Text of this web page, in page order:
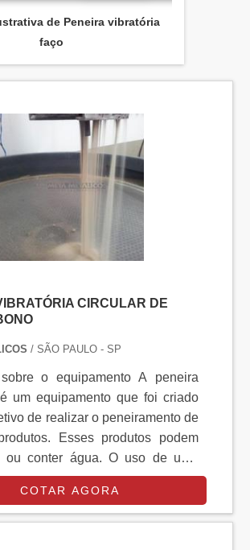
de Peneira vibratória
faço
CIRCULAR DE
/ SÃO PAULO - SP
o equipamento A peneira
um equipamento que foi criado
de realizar o peneiramento de
Esses produtos podem
ou conter água. O uso de uma
vibratória é um equipamento
para que o produto em
a consistência ideal, ou a
COTAR AGORA